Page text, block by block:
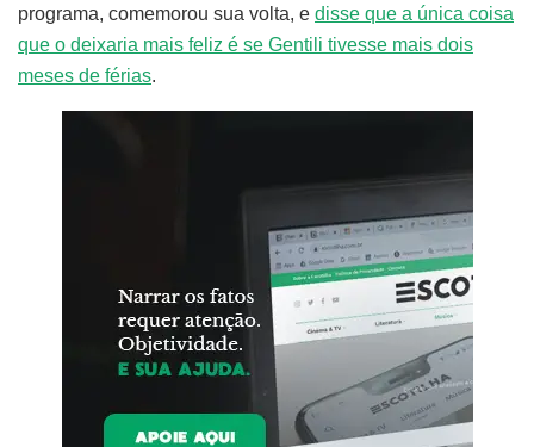
programa, comemorou sua volta, e disse que a única coisa
que o deixaria mais feliz é se Gentili tivesse mais dois
meses de férias.